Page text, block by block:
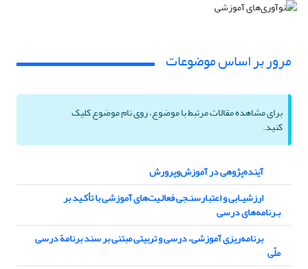
مرور بر اساس موضوعات
برای مشاهده مقالات مرتبط با موضوع، روی نام موضوع کلیک
کنید.
آینده‌پژوهی در آموزش‌وپرورش
ارزشیـابی و اعتبار‌سنـجی فعالـیت‌های آموزشی با تأکـید بر
بـرنامه‌های درسی
برنامه‌ریزی آموزشی، درسی و تربیتی مبتنی بر سند برنامة درسی
ملّی